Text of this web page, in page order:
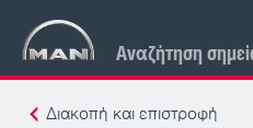
Αναζήτηση
Διακοπή και επιστροφή